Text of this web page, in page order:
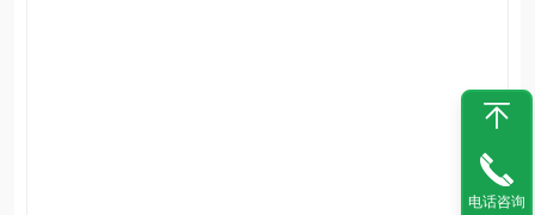
电话咨询